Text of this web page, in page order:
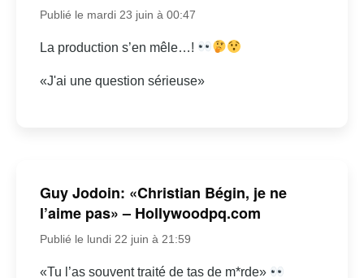
Publié le mardi 23 juin à 00:47
La production s’en mêle…!
«J'ai une question sérieuse»
Guy Jodoin: «Christian Bégin, je ne
l’aime pas» – Hollywoodpq.com
Publié le lundi 22 juin à 21:59
«Tu l’as souvent traité de tas de m*rde»